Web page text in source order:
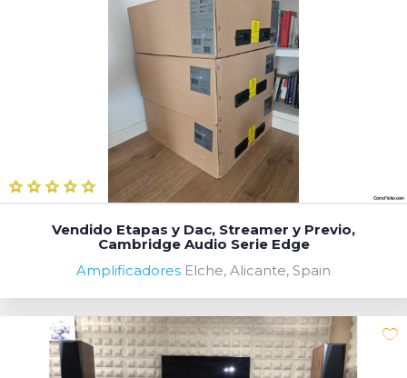
Vendido Etapas y Dac, Streamer y Previo,
Cambridge Audio Serie Edge
Amplificadores Elche, Alicante, Spain